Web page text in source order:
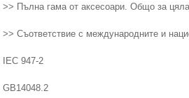
>> Пълна гама от аксесоари. Общо за
>> Съответствие с международните и
IEC 947-2
GB14048.2